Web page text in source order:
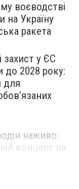
воєводстві
на Україну
ракета
у ЄС
до 2028 року:
для
наживо:
концерт на